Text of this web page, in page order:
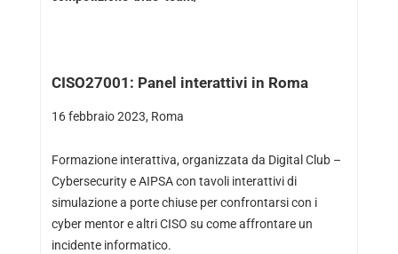
CISO27001: Panel interattivi in Roma
16 febbraio 2023, Roma
Formazione interattiva, organizzata da Digital Club –
Cybersecurity e AIPSA con tavoli interattivi di
simulazione a porte chiuse per confrontarsi con i
cyber mentor e altri CISO su come affrontare un
incidente informatico.